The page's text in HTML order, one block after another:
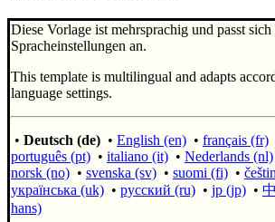
Diese Vorlage ist mehrsprachig und passt
Spracheinstellungen an.
This template is multilingual and adapts
language settings.
• Deutsch (de) • English (en) • français (fr)
português (pt) • italiano (it) • Nederlands (nl)
norsk (no) • svenska (sv) • suomi (fi) •
українська (uk) • русский (ru) • jp (jp) •
hans)